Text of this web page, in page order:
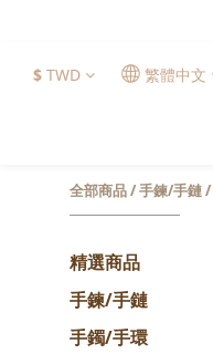
$ TWD 繁體中文
全部商品/手鍊/手鏈/
精選商品
手鍊/手鏈
手鐲/手環